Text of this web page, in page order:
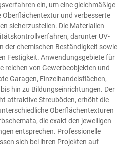
ein, um eine gleichmäßige
Oberflächentextur und verbesserte
sicherzustellen. Die Materialien
darunter UV-
der chemischen Beständigkeit sowie
Festigkeit. Anwendungsgebiete für
reichen von Gewerbeobjekten und
Garagen, Einzelhandelsflächen,
hin zu Bildungseinrichtungen. Der
attraktive Streuböden, erhöht die
Oberflächentexturen
die exakt den jeweiligen
entsprechen. Professionelle
sich bei ihren Projekten auf